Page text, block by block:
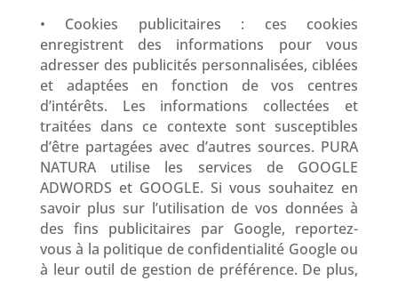
• Cookies publicitaires : ces cookies
enregistrent des informations pour vous
adresser des publicités personnalisées, ciblées
et adaptées en fonction de vos centres
d’intérêts. Les informations collectées et
traitées dans ce contexte sont susceptibles
d’être partagées avec d’autres sources. PURA
NATURA utilise les services de GOOGLE
ADWORDS et GOOGLE. Si vous souhaitez en
savoir plus sur l’utilisation de vos données à
des fins publicitaires par Google, reportez-
vous à la politique de confidentialité Google ou
à leur outil de gestion de préférence. De plus,